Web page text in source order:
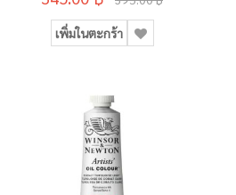
เพิ่มในตะกร้า